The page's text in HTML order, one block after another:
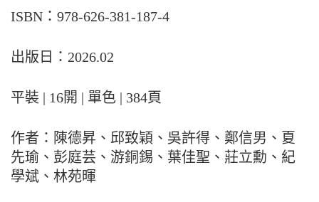
ISBN：978-626-381-187-4
出版日：2026.02
平裝 | 16開 | 單色 | 384頁
作者：陳德昇、邱致穎、吳許得、鄭信男、夏
先瑜、彭庭芸、游銅錫、葉佳聖、莊立勳、紀
學斌、林苑暉